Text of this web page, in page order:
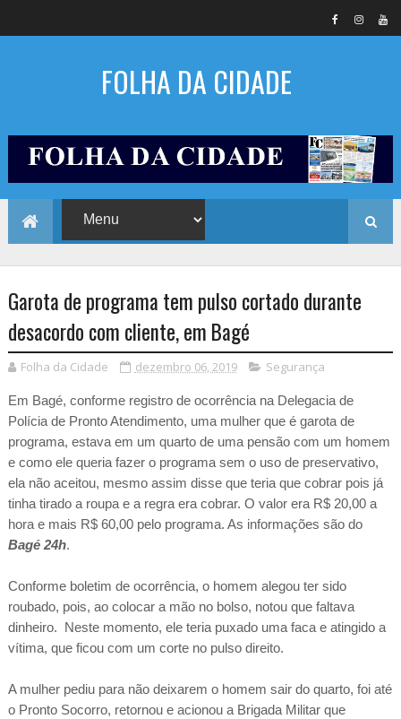
FOLHA DA CIDADE
Garota de programa tem pulso cortado durante
desacordo com cliente, em Bagé
Folha da Cidade dezembro 06, 2019 Segurança
Em Bagé, conforme registro de ocorrência na Delegacia de
Polícia de Pronto Atendimento, uma mulher que é garota de
programa, estava em um quarto de uma pensão com um homem
e como ele queria fazer o programa sem o uso de preservativo,
ela não aceitou, mesmo assim disse que teria que cobrar pois já
tinha tirado a roupa e a regra era cobrar. O valor era R$ 20,00 a
hora e mais R$ 60,00 pelo programa. As informações são do
Bagé 24h.
Conforme boletim de ocorrência, o homem alegou ter sido
roubado, pois, ao colocar a mão no bolso, notou que faltava
dinheiro. Neste momento, ele teria puxado uma faca e atingido a
vítima, que ficou com um corte no pulso direito.
A mulher pediu para não deixarem o homem sair do quarto, foi até
o Pronto Socorro, retornou e acionou a Brigada Militar que